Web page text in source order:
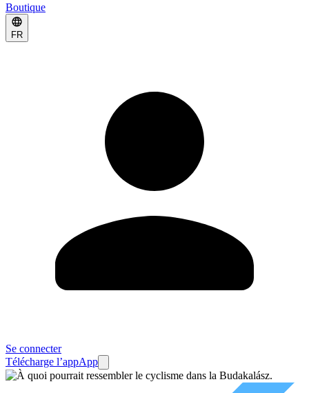
Boutique
FR
Se connecter
Télécharge l’appApp